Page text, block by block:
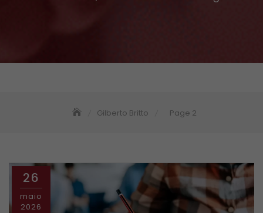
Gilberto Britto Page 2
26
maio
2026